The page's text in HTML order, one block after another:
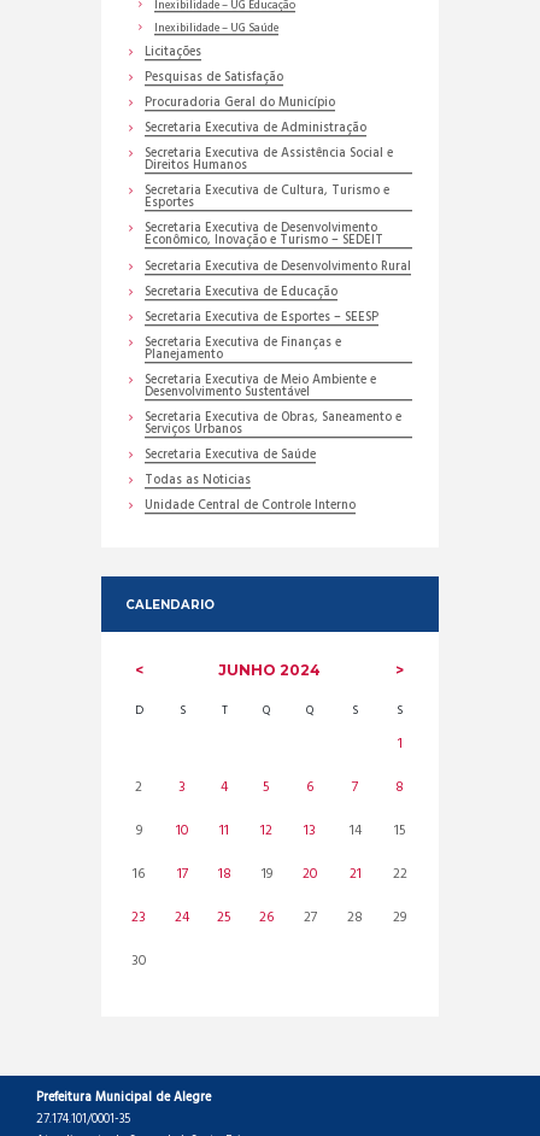
Inexibilidade – UG Educação
Inexibilidade – UG Saúde
Licitações
Pesquisas de Satisfação
Procuradoria Geral do Município
Secretaria Executiva de Administração
Secretaria Executiva de Assistência Social e
Direitos Humanos
Secretaria Executiva de Cultura, Turismo e
Esportes
Secretaria Executiva de Desenvolvimento
Econômico, Inovação e Turismo – SEDEIT
Secretaria Executiva de Desenvolvimento Rural
Secretaria Executiva de Educação
Secretaria Executiva de Esportes – SEESP
Secretaria Executiva de Finanças e
Planejamento
Secretaria Executiva de Meio Ambiente e
Desenvolvimento Sustentável
Secretaria Executiva de Obras, Saneamento e
Serviços Urbanos
Secretaria Executiva de Saúde
Todas as Noticias
Unidade Central de Controle Interno
CALENDARIO
JUNHO2024
D S T Q Q S S
1
2
3 4 5 6 7
8
9
10 11 12 13 14
15
16
17 18 19 20 21
22
23
24 25 26 27 28
29
30
Prefeitura Municipal de Alegre
27.174.101/0001-35